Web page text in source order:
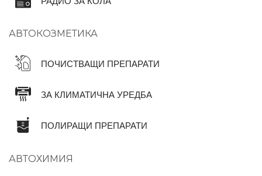
АВТОКОЗМЕТИКА
ПОЧИСТВАЩИ ПРЕПАРАТИ
ЗА КЛИМАТИЧНА УРЕДБА
ПОЛИРАЩИ ПРЕПАРАТИ
АВТОХИМИЯ